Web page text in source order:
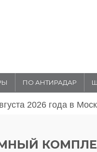
ПО АНТИРАДАР
1 августа 20026